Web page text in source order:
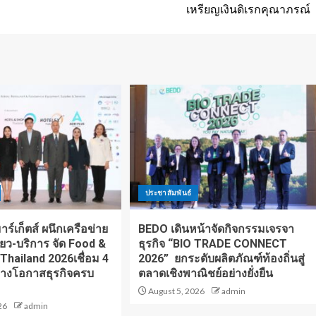
เหรียญเงินดิเรกคุณาภรณ์
ร์เก็ตส์ ผนึกเครือข่าย
ว-บริการ จัด Food &
2026เชื่อม 4
งโอกาสธุรกิจครบ
admin
ประชาสัมพันธ์
BEDO เดินหน้าจัดกิจกรรมเจรจา
ธุรกิจ “BIO TRADE CONNECT
2026” ยกระดับผลิตภัณฑ์ท้องถิ่นสู่
ตลาดเชิงพาณิชย์อย่างยั่งยืน
August 5, 2026 admin